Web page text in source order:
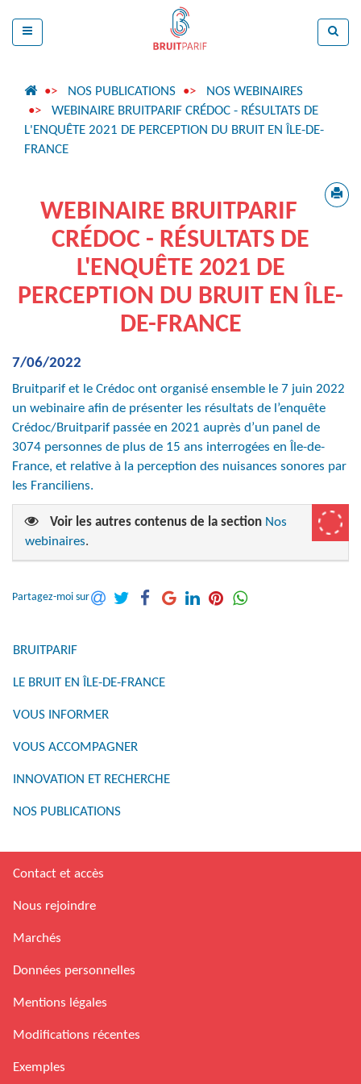
NOS PUBLICATIONS
NOS WEBINAIRES
WEBINAIRE BRUITPARIF CRÉDOC - RÉSULTATS DE
L'ENQUÊTE 2021 DE PERCEPTION DU BRUIT EN ÎLE-DE-
FRANCE
WEBINAIRE BRUITPARIF
CRÉDOC - RÉSULTATS DE
L'ENQUÊTE 2021 DE
PERCEPTION DU BRUIT EN ÎLE-
DE-FRANCE
7/06/2022
Bruitparif et le Crédoc ont organisé ensemble le 7 juin 2022
un webinaire afin de présenter les résultats de l’enquête
Crédoc/Bruitparif passée en 2021 auprès d’un panel de
3074 personnes de plus de 15 ans interrogées en Île-de-
France, et relative à la perception des nuisances sonores par
les Franciliens.
Voir les autres contenus de la section Nos
webinaires.
Partagez-moi sur
BRUITPARIF
LE BRUIT EN ÎLE-DE-FRANCE
VOUS INFORMER
VOUS ACCOMPAGNER
INNOVATION ET RECHERCHE
NOS PUBLICATIONS
Contact et accès
Nous rejoindre
Marchés
Données personnelles
Mentions légales
Modifications récentes
Exemples